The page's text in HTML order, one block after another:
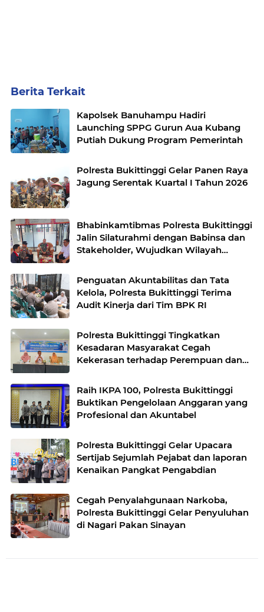
Berita Terkait
Kapolsek Banuhampu Hadiri
Launching SPPG Gurun Aua Kubang
Putiah Dukung Program Pemerintah
Polresta Bukittinggi Gelar Panen Raya
Jagung Serentak Kuartal I Tahun 2026
Bhabinkamtibmas Polresta Bukittinggi
Jalin Silaturahmi dengan Babinsa dan
Stakeholder, Wujudkan Wilayah
Penguatan Akuntabilitas dan Tata
Kelola, Polresta Bukittinggi Terima
Audit Kinerja dari Tim BPK RI
Polresta Bukittinggi Tingkatkan
Kesadaran Masyarakat Cegah
Kekerasan terhadap Perempuan dan
Raih IKPA 100, Polresta Bukittinggi
Buktikan Pengelolaan Anggaran yang
Profesional dan Akuntabel
Polresta Bukittinggi Gelar Upacara
Sertijab Sejumlah Pejabat dan laporan
Kenaikan Pangkat Pengabdian
Cegah Penyalahgunaan Narkoba,
Polresta Bukittinggi Gelar Penyuluhan
di Nagari Pakan Sinayan